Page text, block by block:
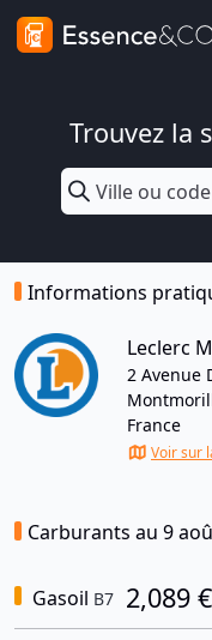
Trouvez la
Informations
Leclerc
2 Avenue
France
Voir sur
Carburants au 9
Gasoil B7 2,089 €